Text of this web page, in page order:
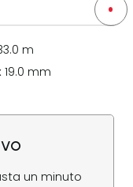
m
19.0 mm
un minuto